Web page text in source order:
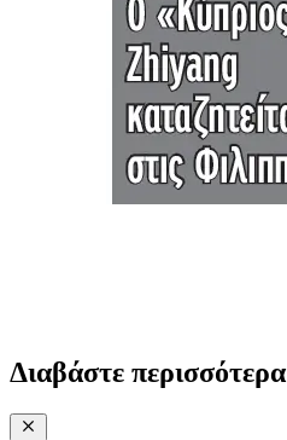
Διαβάστε περισσότερα